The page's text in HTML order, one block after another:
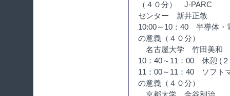
（４０分） J-PARC
センター 新井正敏
10:00～10：40 半導体・
の意義（４０分）
名古屋大学 竹田美和
10：40～11：00 休憩 (
11：00～11：40 ソフト
の意義（４０分）